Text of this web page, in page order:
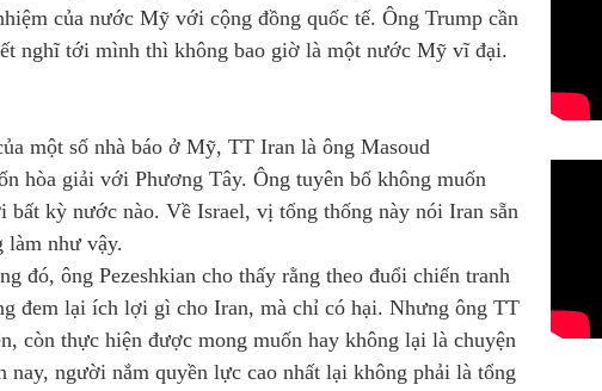
của nước Mỹ với cộng đồng quốc tế. Ông Trump cần
nghĩ tới mình thì không bao giờ là một nước Mỹ vĩ đại.
một số nhà báo ở Mỹ, TT Iran là ông Masoud
hòa giải với Phương Tây. Ông tuyên bố không muốn
bất kỳ nước nào. Về Israel, vị tổng thống này nói Iran sẵn
làm như vậy.
đó, ông Pezeshkian cho thấy rằng theo đuổi chiến tranh
đem lại ích lợi gì cho Iran, mà chỉ có hại. Nhưng ông TT
còn thực hiện được mong muốn hay không lại là chuyện
người nắm quyền lực cao nhất lại không phải là tổng